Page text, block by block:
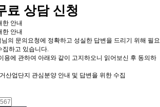
료 상담 신청
한 안내
한 안내
의 문의요청에 정확하고 성실한 답변을 드리기 위해 필요
집하고 있습니다.
용에 관하여 아래와 같이 고지하오니 읽어보신 후 동의하
산업단지 관심분양 안내 및 답변을 위한 수집